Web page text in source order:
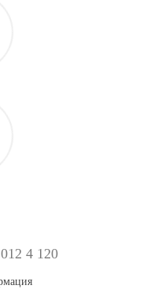
4 120